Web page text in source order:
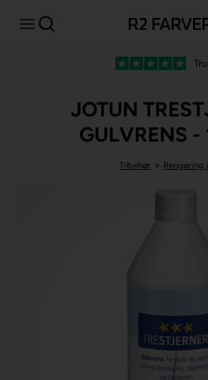
JOTUN
GULVRENS -
Tilbehør » Rengøring